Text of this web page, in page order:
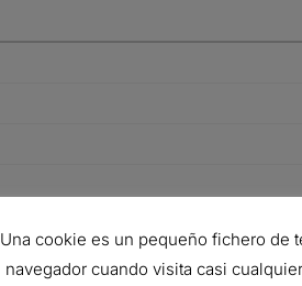
Una cookie es un pequeño fichero de
navegador cuando visita casi